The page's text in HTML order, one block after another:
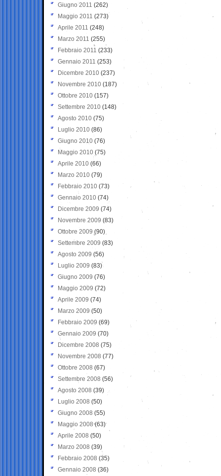
Giugno 2011 (262)
Maggio 2011 (273)
Aprile 2011 (248)
Marzo 2011 (255)
Febbraio 2011 (233)
Gennaio 2011 (253)
Dicembre 2010 (237)
Novembre 2010 (187)
Ottobre 2010 (157)
Settembre 2010 (148)
Agosto 2010 (75)
Luglio 2010 (86)
Giugno 2010 (76)
Maggio 2010 (75)
Aprile 2010 (66)
Marzo 2010 (79)
Febbraio 2010 (73)
Gennaio 2010 (74)
Dicembre 2009 (74)
Novembre 2009 (83)
Ottobre 2009 (90)
Settembre 2009 (83)
Agosto 2009 (56)
Luglio 2009 (83)
Giugno 2009 (76)
Maggio 2009 (72)
Aprile 2009 (74)
Marzo 2009 (50)
Febbraio 2009 (69)
Gennaio 2009 (70)
Dicembre 2008 (75)
Novembre 2008 (77)
Ottobre 2008 (67)
Settembre 2008 (56)
Agosto 2008 (39)
Luglio 2008 (50)
Giugno 2008 (55)
Maggio 2008(63)
Aprile 2008 (50)
Marzo 2008 (39)
Febbraio 2008 (35)
Gennaio 2008 (36)